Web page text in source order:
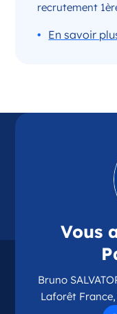
recrutement
Vous
Bruno
Laforêt